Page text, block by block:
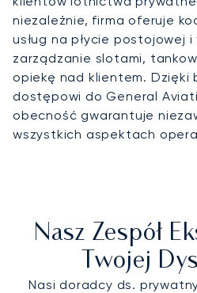
niezależnie, firma oferuje
usług na płycie postojowej
zarządzanie slotami,
opiekę nad klientem. Dzięki
dostępowi do General
obecność gwarantuje
wszystkich aspektach
Nasz Zespół
Twojej
Nasi doradcy ds.